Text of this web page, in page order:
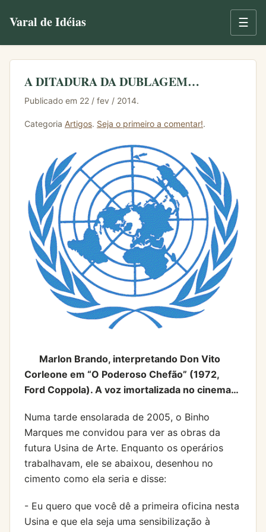
Varal de Idéias ☰
A DITADURA DA DUBLAGEM…
Publicado em 22 / fev / 2014.
Categoria Artigos. Seja o primeiro a comentar!.
Marlon Brando, interpretando Don Vito
Corleone em “O Poderoso Chefão” (1972,
Ford Coppola). A voz imortalizada no cinema…
Numa tarde ensolarada de 2005, o Binho
Marques me convidou para ver as obras da
futura Usina de Arte. Enquanto os operários
trabalhavam, ele se abaixou, desenhou no
cimento como ela seria e disse:
- Eu quero que você dê a primeira oficina nesta
Usina e que ela seja uma sensibilização à